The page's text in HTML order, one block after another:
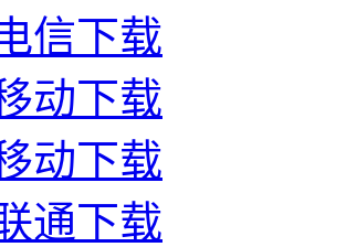
信下载
动下载
动下载
通下载